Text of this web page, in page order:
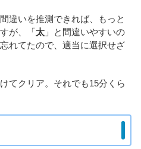
違いを推測できれば、もっと
が、「太 」と間違いやすいの
れてたので、適当に選択せざ
てクリア。それでも15分くら